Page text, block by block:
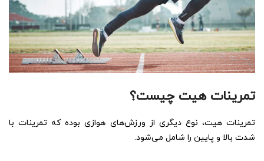
تمرینات هیت چیست؟
تمرینات هیت، نوع دیگری از ورزش‌های هوازی بوده که تمرینات با
شدت بالا و پایین را شامل می‌شود.